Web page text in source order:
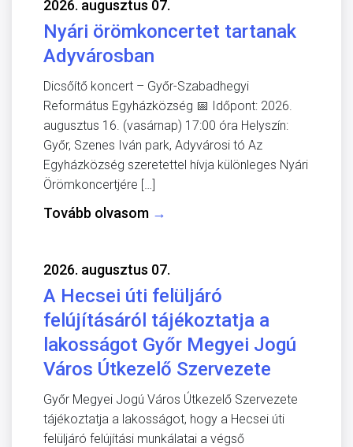
2026. augusztus 07.
Nyári örömkoncertet tartanak
Adyvárosban
Dicsőítő koncert – Győr-Szabadhegyi
Református Egyházközség 📅 Időpont: 2026.
augusztus 16. (vasárnap) 17:00 óra Helyszín:
Győr, Szenes Iván park, Adyvárosi tó Az
Egyházközség szeretettel hívja különleges Nyári
Örömkoncertjére […]
Tovább olvasom →
2026. augusztus 07.
A Hecsei úti felüljáró
felújításáról tájékoztatja a
lakosságot Győr Megyei Jogú
Város Útkezelő Szervezete
Győr Megyei Jogú Város Útkezelő Szervezete
tájékoztatja a lakosságot, hogy a Hecsei úti
felüljáró felújítási munkálatai a végső